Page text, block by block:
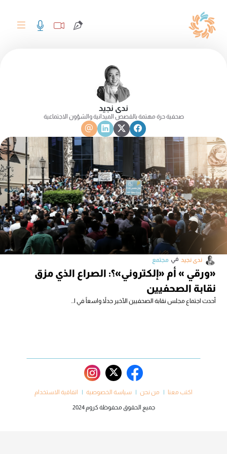
ندى نجيد
صحفية حرة مهتمة بالقصص الميدانية والشؤون الاجتماعية
مجتمع في ندى نجيد
«ورقي » أم «إلكتروني»؟: الصراع الذي مزق
نقابة الصحفيين
أحدث اجتماع مجلس نقابة الصحفيين الأخير جدلاً واسعاً في ا...
اكتب معنا من نحن سياسة الخصوصية اتفاقية الاستخدام
جميع الحقوق محفوظة كروم 2024